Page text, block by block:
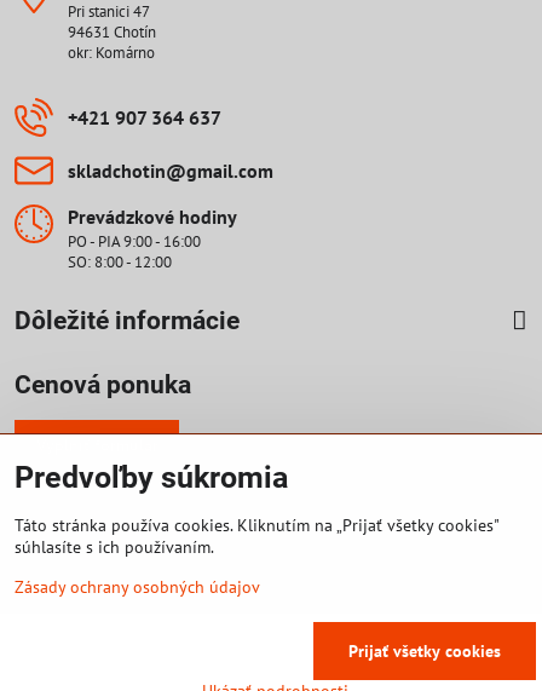
Pri stanici 47
94631 Chotín
okr: Komárno
+421 907 364 637
skladchotin​@gmail​.com
Prevádzkové hodiny
PO - PIA 9:00 - 16:00
SO: 8:00 - 12:00
Dôležité informácie
Cenová ponuka
©2026Copyright
Predvoľby súkromia
Vytvorené pomocou:
Predvoľby súkromia
Táto stránka používa cookies. Kliknutím na „Prijať všetky cookies"
súhlasíte s ich používaním.
Zásady ochrany osobných údajov
Prijať všetky cookies